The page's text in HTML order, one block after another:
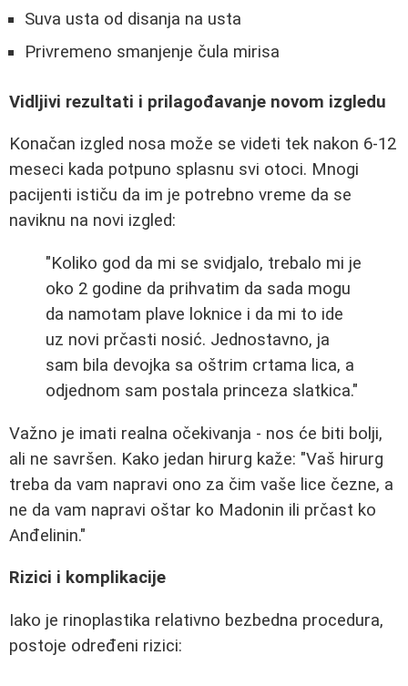
Suva usta od disanja na usta
Privremeno smanjenje čula mirisa
Vidljivi rezultati i prilagođavanje novom izgledu
Konačan izgled nosa može se videti tek nakon 6-12
meseci kada potpuno splasnu svi otoci. Mnogi
pacijenti ističu da im je potrebno vreme da se
naviknu na novi izgled:
"Koliko god da mi se svidjalo, trebalo mi je
oko 2 godine da prihvatim da sada mogu
da namotam plave loknice i da mi to ide
uz novi prčasti nosić. Jednostavno, ja
sam bila devojka sa oštrim crtama lica, a
odjednom sam postala princeza slatkica."
Važno je imati realna očekivanja - nos će biti bolji,
ali ne savršen. Kako jedan hirurg kaže: "Vaš hirurg
treba da vam napravi ono za čim vaše lice čezne, a
ne da vam napravi oštar ko Madonin ili prčast ko
Anđelinin."
Rizici i komplikacije
Iako je rinoplastika relativno bezbedna procedura,
postoje određeni rizici: